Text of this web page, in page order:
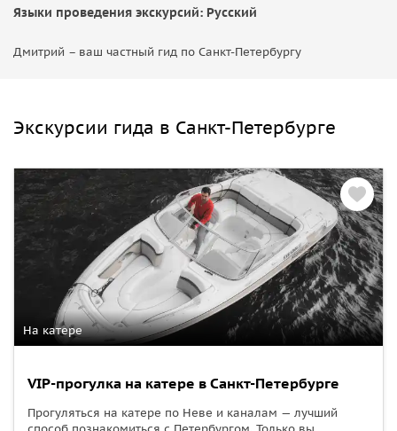
Языки проведения экскурсий: Русский
Дмитрий – ваш частный гид по Санкт-Петербургу
Экскурсии гида в Санкт-Петербурге
На катере
VIP-прогулка на катере в Санкт-Петербурге
Прогуляться на катере по Неве и каналам — лучший